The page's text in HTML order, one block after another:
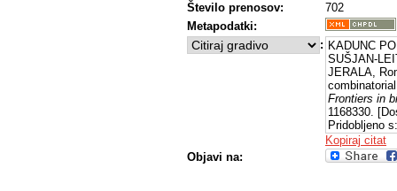
Število prenosov:
702
Metapodatki:
: KADUNC
SUŠJAN-
JERALA,
Frontiers in
1168330.
Pridobljeno
Kopiraj citat
Objavi na: